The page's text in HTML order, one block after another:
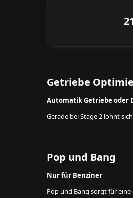
Getriebe
Automatik Getriebe oder
Gerade bei Stage 2 lohnt
Pop und Bang
Nur für Benziner
Pop und Bang sorgt für